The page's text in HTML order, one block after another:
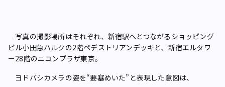
写真の撮影場所はそれぞれ、新宿駅へとつながるショッピング
ビル小田急ハルクの2階ペデストリアンデッキと、新宿エルタワ
ー28階のニコンプラザ東京。
ヨドバシカメラの姿を“要塞めいた”と表現した意図は、